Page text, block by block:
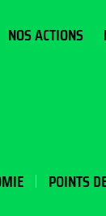
NOS ACTIONS
POINTS